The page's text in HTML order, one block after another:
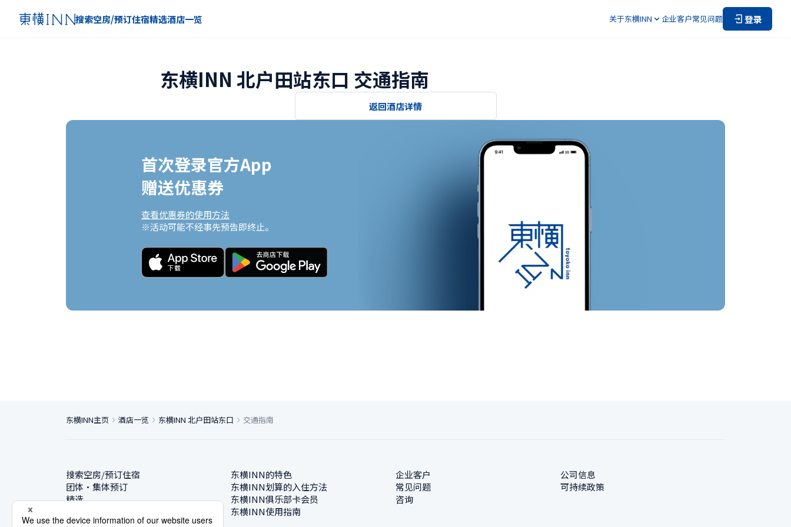
搜索空房/预订住宿精选酒店一览 关于东横INN 企业客户常见问题 登录
东横INN 北户田站东口 交通指南
返回酒店详情
首次登录官方App
赠送优惠券
查看优惠券的使用方法
※活动可能不经事先预告即终止。
东横INN主页 酒店一览 东横INN 北户田站东口 交通指南
搜索空房/预订住宿
团体・集体预订
精选
东横INN的特色
东横INN划算的入住方法
东横INN俱乐部卡会员
东横INN使用指南
企业客户
常见问题
咨询
公司信息
可持续政策